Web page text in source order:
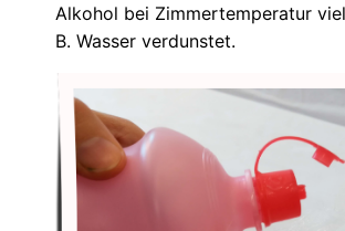
Alkohol bei Zimmertemperatur
B. Wasser verdunstet.